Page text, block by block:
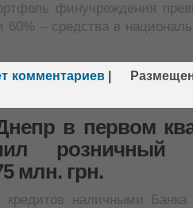
финучреждения
60% – средства в
комментариев
в первом
розничный
млн. грн.
кредитов наличными